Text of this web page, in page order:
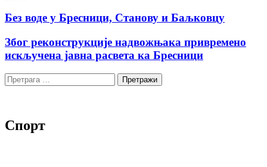
Без воде у Бресници, Станову и Баљковцу
Због реконструкције надвожњака привремено
искључена јавна расвета ка Бресници
Претрага
за:
Спорт